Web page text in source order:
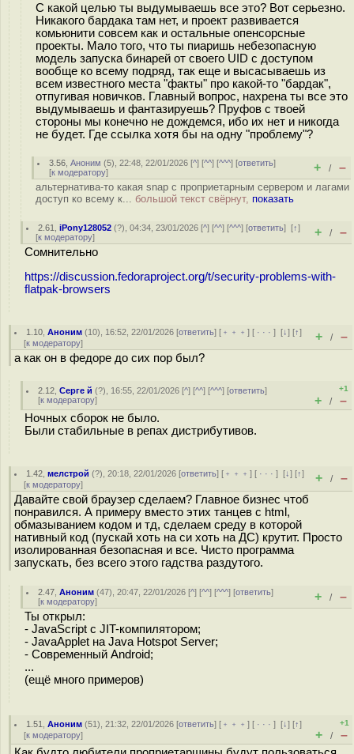
С какой целью ты выдумываешь все это? Вот серьезно.
Никакого бардака там нет, и проект развивается
комьюнити совсем как и остальные опенсорсные
проекты. Мало того, что ты пиаришь небезопасную
модель запуска бинарей от своего UID с доступом
вообще ко всему подряд, так еще и высасываешь из
всем известного места "факты" про какой-то "бардак",
отпугивая новичков. Главный вопрос, нахрена ты все это
выдумываешь и фантазируешь? Пруфов с твоей
стороны мы конечно не дождемся, ибо их нет и никогда
не будет. Где ссылка хотя бы на одну "проблему"?
3.56 ,Аноним (5), 22:48, 22/01/2026 [^] [^^] [^^^] [ответить]
[к модератору] + / –
альтернатива-то какая snap с проприетарным сервером и лагами
доступ ко всему к... большой текст свёрнут, показать
2.61 ,iPony128052 (?), 04:34, 23/01/2026 [^] [^^] [^^^] [ответить][↑]
[к модератору] + / –
Сомнительно
https://discussion.fedoraproject.org/t/security-problems-with-
flatpak-browsers
1.10 ,Аноним (10), 16:52, 22/01/2026 [ответить] [ ﹢﹢﹢] [ · · ·][↓] [↑]
[к модератору] + / –
а как он в федоре до сих пор был?
2.12 ,Серге й (?), 16:55, 22/01/2026 [^] [^^] [^^^] [ответить]
[к модератору]
+1
+ / –
Ночных сборок не было.
Были стабильные в репах дистрибутивов.
1.42 ,мелстрой (?), 20:18, 22/01/2026 [ответить] [ ﹢﹢﹢] [ · · ·][↓] [↑]
[к модератору] + / –
Давайте свой браузер сделаем? Главное бизнес чтоб
понравился. А примеру вместо этих танцев с html,
обмазыванием кодом и тд, сделаем среду в которой
нативный код (пускай хоть на си хоть на ДС) крутит. Просто
изолированная безопасная и все. Чисто программа
запускать, без всего этого гадства раздутого.
2.47 ,Аноним (47), 20:47, 22/01/2026 [^] [^^] [^^^] [ответить]
[к модератору] + / –
Ты открыл:
- JavaScript с JIT-компилятором;
- JavaApplet на Java Hotspot Server;
- Современный Android;
...
(ещё много примеров)
1.51 ,Аноним (51), 21:32, 22/01/2026 [ответить] [ ﹢﹢﹢] [ · · ·][↓] [↑]
[к модератору]
+1
+ / –